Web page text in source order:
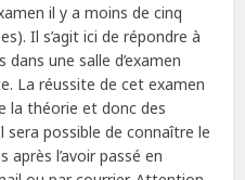
il y a moins de cinq
Il s’agit ici de répondre à
une salle d’examen
La réussite de cet examen
la théorie et donc des
sera possible de connaître le
après l’avoir passé en